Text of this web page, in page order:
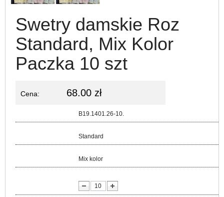
Swetry damskie Roz
Standard, Mix Kolor
Paczka 10 szt
Cena: 68.00 zł
B19.1401.26-10.
Standard
Mix kolor